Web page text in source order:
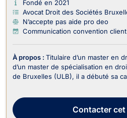
Fondé en 2021
Avocat Droit des Sociétés
N’accepte pas aide pro deo
Communication convention client
À propos : Titulaire d’un master en
d’un master de spécialisation en
de Bruxelles (ULB), il a débuté sa
Afschrift, avocate ...Contactercet